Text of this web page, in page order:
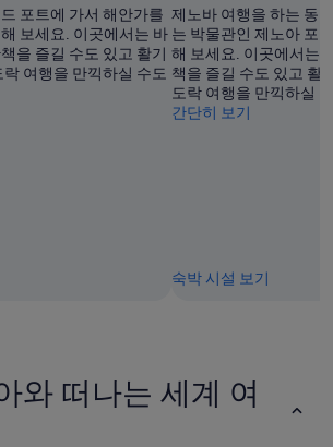
포트에 가서 해안가를
보세요. 이곳에서는 바
을 즐길 수도 있고 활기
여행을 만끽하실 수도
제노바 여행을 하는 동
는 박물관인 제노아 포
해 보세요. 이곳에서는
책을 즐길 수도 있고 활
도락 여행을 만끽하실
간단히 보기
숙박 시설 보기
와 떠나는 세계 여